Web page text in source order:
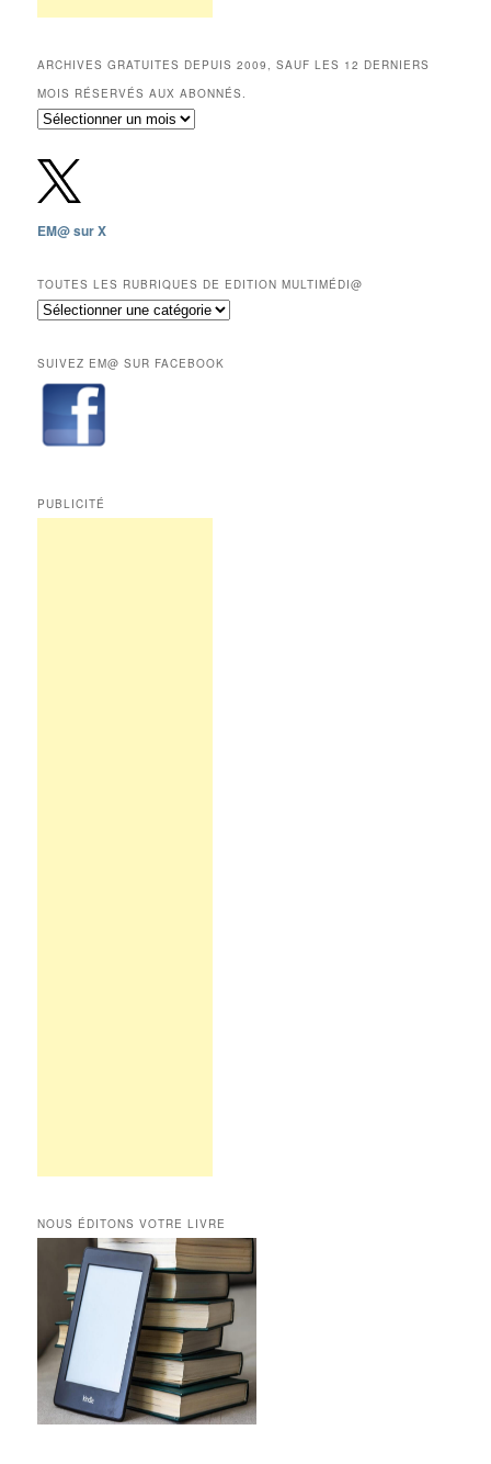
ARCHIVES GRATUITES DEPUIS 2009, SAUF LES 12 DERNIERS
MOIS RÉSERVÉS AUX ABONNÉS.
Archives
depuis
2009,
sauf
12
mois
réservés
aux
EM@ sur X
TOUTES LES RUBRIQUES DE EDITION MULTIMÉDI@
Toutes
de
Edition
Multimédi@
SUIVEZ EM@ SUR FACEBOOK
PUBLICITÉ
NOUS ÉDITONS VOTRE LIVRE